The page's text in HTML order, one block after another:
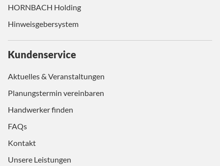
HORNBACH Holding
Hinweisgebersystem
Kundenservice
Aktuelles & Veranstaltungen
Planungstermin vereinbaren
Handwerker finden
FAQs
Kontakt
Unsere Leistungen